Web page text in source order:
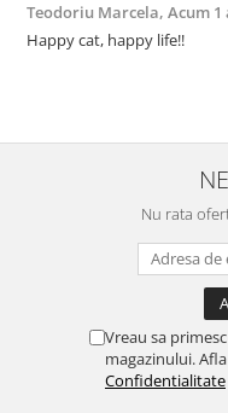
Teodoriu Marcela, Acum 1
Happy cat, happy life!!
Nu rata
Vreau sa
magazinului.
Confidentialitate